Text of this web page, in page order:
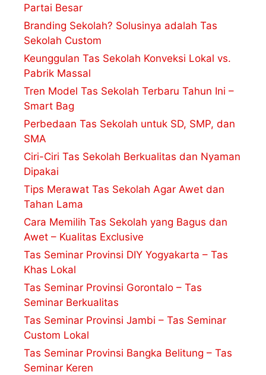
Partai Besar
Branding Sekolah? Solusinya adalah Tas
Sekolah Custom
Keunggulan Tas Sekolah Konveksi Lokal vs.
Pabrik Massal
Tren Model Tas Sekolah Terbaru Tahun Ini –
Smart Bag
Perbedaan Tas Sekolah untuk SD, SMP, dan
SMA
Ciri-Ciri Tas Sekolah Berkualitas dan Nyaman
Dipakai
Tips Merawat Tas Sekolah Agar Awet dan
Tahan Lama
Cara Memilih Tas Sekolah yang Bagus dan
Awet – Kualitas Exclusive
Tas Seminar Provinsi DIY Yogyakarta – Tas
Khas Lokal
Tas Seminar Provinsi Gorontalo – Tas
Seminar Berkualitas
Tas Seminar Provinsi Jambi – Tas Seminar
Custom Lokal
Tas Seminar Provinsi Bangka Belitung – Tas
Seminar Keren